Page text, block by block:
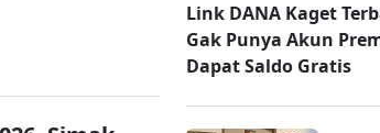
Link DANA Kaget
Gak Punya Akun
Dapat Saldo Gratis